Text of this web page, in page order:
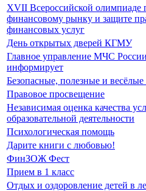
ХVII Всероссийской олимпиаде
финансовому рынку и защите
финансовых услуг
День открытых дверей КГМУ
Главное управление МЧС
информирует
Безопасные, полезные и
Правовое просвещение
Независимая оценка качества
образовательной деятельности
Психологическая помощь
Дарите книги с любовью!
ФинЗОЖ Фест
Прием в 1 класс
Отдых и оздоровление детей в